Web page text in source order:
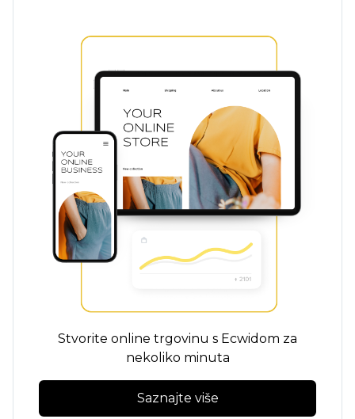
Stvorite online trgovinu s Ecwidom za
nekoliko minuta
Saznajte više